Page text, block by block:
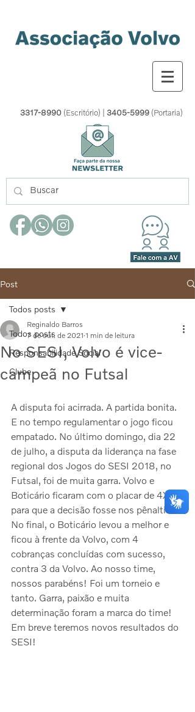
3317-8990 (Escritório) | 3405-5999(Portaria)
Post
Todos posts
Responsabilidade Social
Clube
Todos posts
No SESI, Volvo é vice-
campeã no Futsal
Reginaldo Barros
7 de out. de 2021 1 min de leitura
A disputa foi acirrada. A partida bonita.
E no tempo regulamentar o jogo ficou
empatado. No último domingo, dia 22
de julho, a disputa da liderança na fase
regional dos Jogos do SESI 2018, no
Futsal, foi de muita garra. Volvo e
Boticário ficaram com o placar de 4X4,
para que a decisão fosse nos pênaltis.
No final, o Boticário levou a melhor e
ficou à frente da Volvo, com 4
cobranças concluídas com sucesso,
contra 3 da Volvo. Ao nosso time,
nossos parabéns! Foi um torneio e
tanto. Garra, paixão e muita
determinação foram a marca do time!
Em breve teremos novos resultados do
SESI!